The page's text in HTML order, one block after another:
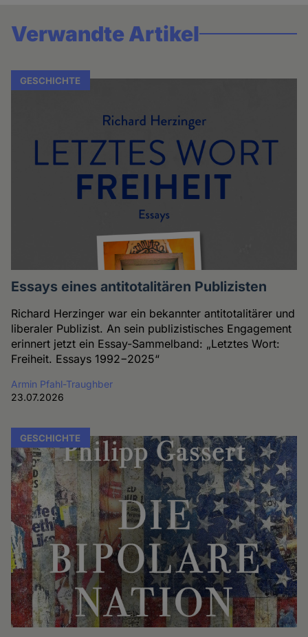
Verwandte Artikel
GESCHICHTE
Essays eines antitotalitären Publizisten
Richard Herzinger war ein bekannter antitotalitärer und
liberaler Publizist. An sein publizistisches Engagement
erinnert jetzt ein Essay-Sammelband: „Letztes Wort:
Freiheit. Essays 1992−2025“
Armin Pfahl-Traughber
23.07.2026
GESCHICHTE